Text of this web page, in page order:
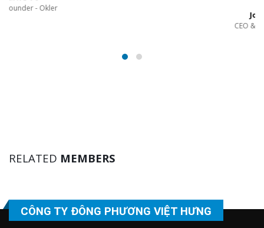
RELATED MEMBERS
CÔNG TY ĐÔNG PHƯƠNG VIỆT HƯNG